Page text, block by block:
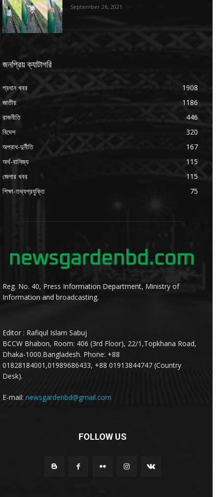
September 26, 2021
জনপ্রিয় ক্যাটাগরি
প্রধান খবর
1908
জাতীয়
1186
রাজনীতি
446
বিদেশ
320
অপরাধ-দুর্নীতি
167
অর্থ-বানিজ্য
115
জেলার খবর
115
শিক্ষা-তথ্যপ্রযুক্তি
75
Reg. No. 40, Press Information Department, Ministry of
Information and broadcasting.
Editor : Rafiqul Islam Sabuj
BCCW Bhabon, Room: 406 (3rd Floor), 22/1,Topkhana Road,
Dhaka-1000.Bangladesh. Phone: +88
01828184001,01989686433, +88 01913844747 (Country
Desk).
E-mail: newsgardenbd@gmail.com
FOLLOW US